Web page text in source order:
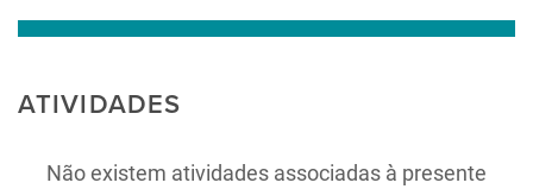
ATIVIDADES
Não existem atividades associadas à presente